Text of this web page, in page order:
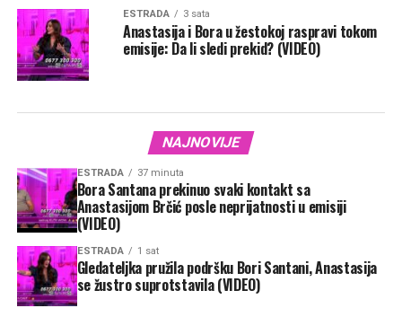
ESTRADA 3 sata
Anastasija i Bora u žestokoj raspravi tokom
emisije: Da li sledi prekid? (VIDEO)
NAJNOVIJE
ESTRADA 37 minuta
Bora Santana prekinuo svaki kontakt sa
Anastasijom Brčić posle neprijatnosti u emisiji
(VIDEO)
ESTRADA 1 sat
Gledateljka pružila podršku Bori Santani, Anastasija
se žustro suprotstavila (VIDEO)